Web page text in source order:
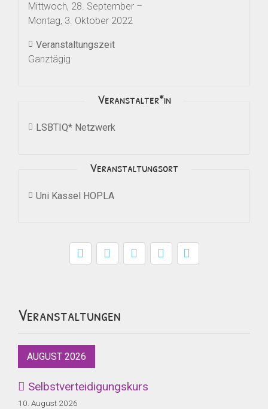
Mittwoch, 28. September –
Montag, 3. Oktober 2022
Veranstaltungszeit
Ganztägig
Veranstalter*in
LSBTIQ* Netzwerk
Veranstaltungsort
Uni Kassel HOPLA
Veranstaltungen
AUGUST 2026
Selbstverteidigungskurs
10. August 2026